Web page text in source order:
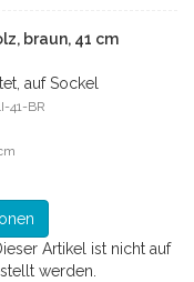
braun, 41 cm
auf Sockel
41-BR
Artikel ist nicht auf
werden.